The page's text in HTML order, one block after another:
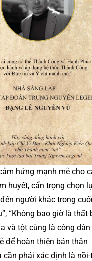
hứng mạnh mẽ cho
huyết, cẩn trọng chọn
người khác trong
“Không bao giờ là thất
và tột cùng là công dân
để hoàn thiện bản thân
cần phải xác định là nồi-